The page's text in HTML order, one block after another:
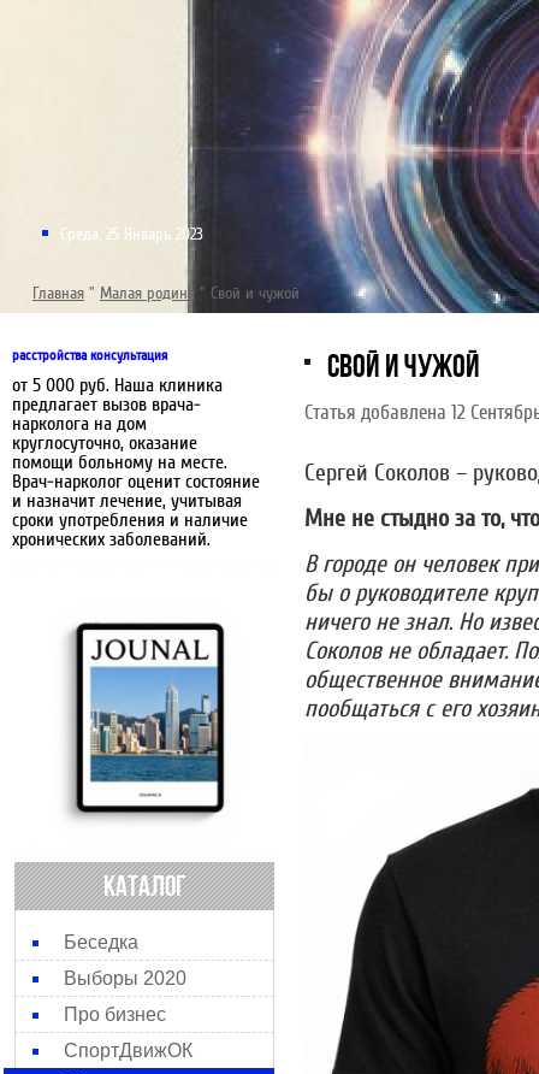
Среда, 25 Январь 2023
Главная " Малая родина " Свой и чужой
расстройства консультация
от 5 000 руб. Наша клиника
предлагает вызов врача-
нарколога на дом
круглосуточно, оказание
помощи больному на месте.
Врач-нарколог оценит состояние
и назначит лечение, учитывая
сроки употребления и наличие
хронических заболеваний.
КАТАЛОГ
Беседка
Выборы 2020
Про бизнес
СпортДвижОК
СВОЙ И ЧУЖОЙ
Статья добавлена 12
Сергей Соколов –
Мне не стыдно за то,
В городе он человек
бы о руководителе
ничего не знал. Но
Соколов не обладает.
общественное
пообщаться с его